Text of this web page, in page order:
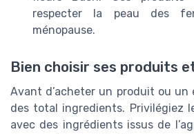
respecter la peau des
ménopause.
Bien choisir ses produits
Avant d’acheter un produit ou un
des total ingredients. Privilégiez
avec des ingrédients issus de